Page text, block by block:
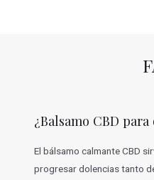
¿Balsamo CBD
El bálsamo calmante CBD
progresar dolencias tanto